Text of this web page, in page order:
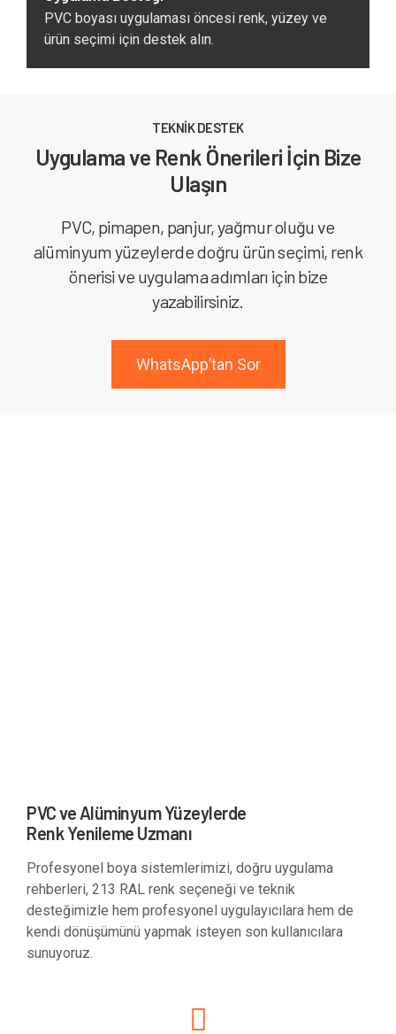
PVC boyası uygulaması öncesi renk, yüzey ve
ürün seçimi için destek alın.
TEKNİK DESTEK
Uygulama ve Renk Önerileri İçin Bize
Ulaşın
PVC, pimapen, panjur, yağmur oluğu ve
alüminyum yüzeylerde doğru ürün seçimi, renk
önerisi ve uygulama adımları için bize
yazabilirsiniz.
WhatsApp’tan Sor
PVC ve Alüminyum Yüzeylerde
Renk Yenileme Uzmanı
Profesyonel boya sistemlerimizi, doğru uygulama
rehberleri, 213 RAL renk seçeneği ve teknik
desteğimizle hem profesyonel uygulayıcılara hem de
kendi dönüşümünü yapmak isteyen son kullanıcılara
sunuyoruz.